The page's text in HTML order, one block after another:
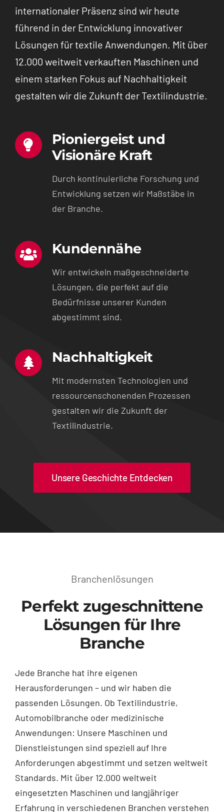
internationaler Präsenz sind wir heute
führend in der Entwicklung innovativer
Lösungen für textile Anwendungen. Mit über
12.000 weitweit verkauften Maschinen und
einem starken Fokus auf Nachhaltigkeit
gestalten wir die Zukunft der Textilindustrie.
Pioniergeist und
Visionäre Kraft
Durch kontinuierliche Forschung und
Entwicklung setzen wir Maßstäbe in
der Branche.
Kundennähe
Wir entwickeln maßgeschneiderte
Lösungen, die perfekt auf die
Bedürfnisse unserer Kunden
abgestimmt sind.
Nachhaltigkeit
Mit modernsten Technologien und
ressourcenschonenden Prozessen
gestalten wir die Zukunft der
Textilindustrie.
Unsere Geschichte Entdecken
Branchenlösungen
Perfekt zugeschnittene
Lösungen für Ihre
Branche
Jede Branche hat ihre eigenen
Herausforderungen – und wir haben die
passenden Lösungen. Ob Textilindustrie,
Automobilbranche oder medizinische
Anwendungen: Unsere Maschinen und
Dienstleistungen sind speziell auf Ihre
Anforderungen abgestimmt und setzen weltweit
Standards. Mit über 12.000 weltweit
eingesetzten Maschinen und langjähriger
Erfahrung in verschiedenen Branchen verstehen